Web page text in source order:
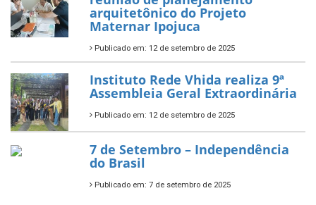
arquitetônico do Projeto
Maternar Ipojuca
Publicado em: 12 de setembro de 2025
Instituto Rede Vhida realiza 9ª
Assembleia Geral Extraordinária
Publicado em: 12 de setembro de 2025
7 de Setembro – Independência
do Brasil
Publicado em: 7 de setembro de 2025